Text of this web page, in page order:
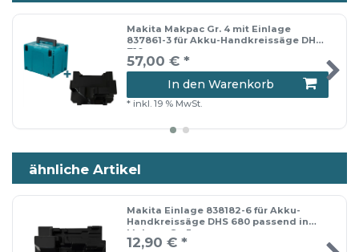
Makita Makpac Gr. 4 mit Einlage
837861-3 für Akku-Handkreissäge DHS
710
57,00 € *
In den Warenkorb
* inkl. 19 % MwSt.
ähnliche Artikel
Makita Einlage 838182-6 für Akku-
Handkreissäge DHS 680 passend in
Makpac Gr. 3
12,90 € *